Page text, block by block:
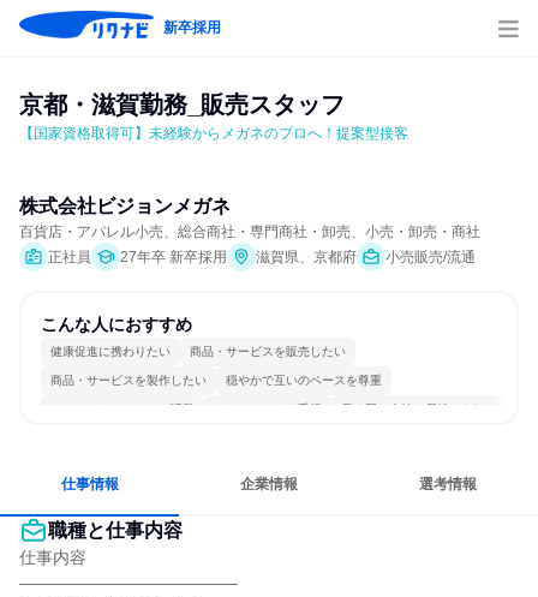
新卒採用
京都・滋賀勤務_販売スタッフ
【国家資格取得可】未経験からメガネのプロへ！提案型接客
株式会社ビジョンメガネ
百貨店・アパレル小売、総合商社・専門商社・卸売、小売・卸売・商社
正社員
27年卒 新卒採用 滋賀県、京都府 小売販売/流通
こんな人におすすめ
健康促進に携わりたい 商品・サービスを販売したい
商品・サービスを製作したい 穏やかで互いのペースを尊重
コミュニケーションが活発 チームワークを重視 長く同じ会社に居続けられる
仕事情報 企業情報 選考情報
職種と仕事内容
仕事内容
―――――――――――――